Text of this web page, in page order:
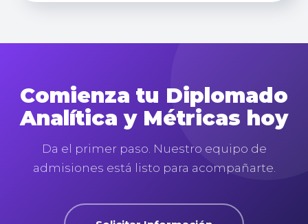
Comienza tu Diplomado
Analítica y Métricas hoy
Da el primer paso. Nuestro equipo de
admisiones está listo para acompañarte.